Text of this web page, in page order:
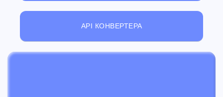
API КОНВЕРТЕРА